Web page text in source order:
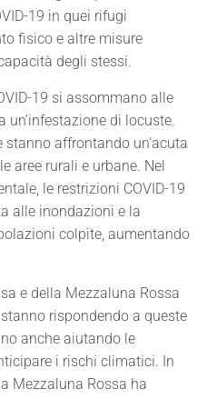
19 in quei rifugi
fisico e altre misure
degli stessi.
19 si assommano alle
un’infestazione di locuste.
affrontando un’acuta
aree rurali e urbane. Nel
le restrizioni COVID-19
alle inondazioni e la
colpite, aumentando
e della Mezzaluna Rossa
rispondendo a queste
anche aiutando le
i rischi climatici. In
Mezzaluna Rossa ha